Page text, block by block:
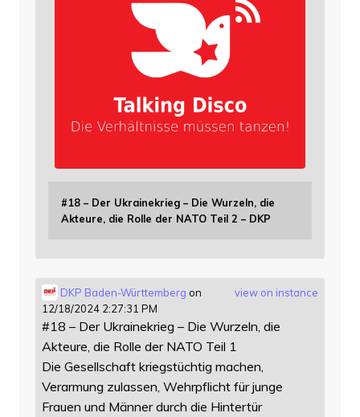
#18 – Der Ukrainekrieg – Die Wurzeln, die
Akteure, die Rolle der NATO Teil 2 – DKP
view on instance
DKP Baden-Württemberg on
12/18/2024 2:27:31 PM
#18 – Der Ukrainekrieg – Die Wurzeln, die
Akteure, die Rolle der NATO Teil 1
Die Gesellschaft kriegstüchtig machen,
Verarmung zulassen, Wehrpflicht für junge
Frauen und Männer durch die Hintertür